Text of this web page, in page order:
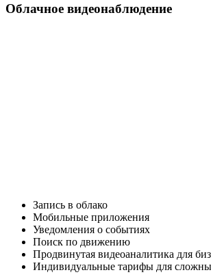
Облачное видеонаблюдение
Запись в облако
Мобильные приложения
Уведомления о событиях
Поиск по движению
Продвинутая видеоаналитика для
Индивидуальные тарифы для